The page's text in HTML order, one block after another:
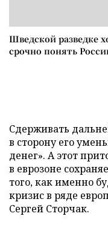
Шведской разведке
срочно понять
Сдерживать
в сторону его
денег». А этот
в еврозоне
того, как именно
кризис в ряде
Сергей Сторчак.